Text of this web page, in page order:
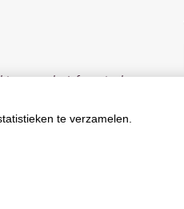
en exclusief eventuele
te verzamelen.